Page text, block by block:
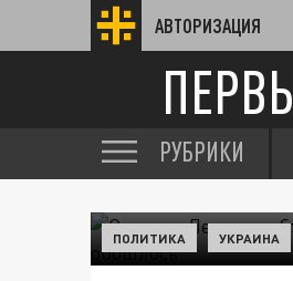
АВТОРИЗАЦИЯ
РУБРИКИ
ПОЛИТИКА УКРАИНА